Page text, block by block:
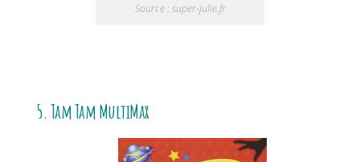
Source : super-julie.fr
5. Tam Tam MultiMax